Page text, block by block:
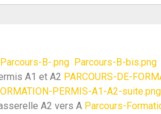
Parcours-B-.png Parcours-B-bis.png
A1 et A2 PARCOURS-DE-
PERMIS-A1-A2-suite.png
A2 vers A Parcours-